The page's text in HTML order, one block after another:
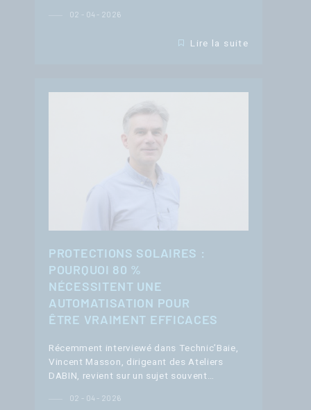
02 - 04 - 2026
Lire la suite
PROTECTIONS SOLAIRES :
POURQUOI 80 %
NÉCESSITENT UNE
AUTOMATISATION POUR
ÊTRE VRAIMENT EFFICACES
Récemment interviewé dans Technic’Baie,
Vincent Masson, dirigeant des Ateliers
DABIN, revient sur un sujet souvent…
02 - 04 - 2026